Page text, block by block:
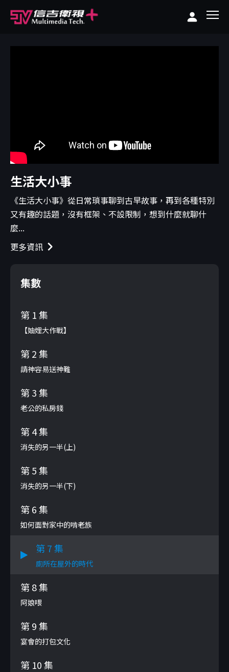
生活大小事
《生活大小事》從日常瑣事聊到古早故事，再到各種特別
又有趣的話題，沒有框架、不設限制，想到什麼就聊什
麼...
更多資訊
集數
第 1 集
【妯娌大作戰】
第 2 集
請神容易送神難
第 3 集
老公的私房錢
第 4 集
消失的另一半(上)
第 5 集
消失的另一半(下)
第 6 集
如何面對家中的啃老族
第 7 集
廁所在屋外的時代
第 8 集
阿娘喂
第 9 集
宴會的打包文化
第 10 集